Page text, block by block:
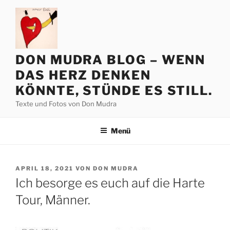
Zum
springen
DON MUDRA BLOG – WENN
DAS HERZ DENKEN
KÖNNTE, STÜNDE ES STILL.
Texte und Fotos von Don Mudra
Menü
VERÖFFENTLICHT
AM
APRIL 18, 2021 VON DON MUDRA
Ich besorge es euch auf die Harte
Tour, Männer.